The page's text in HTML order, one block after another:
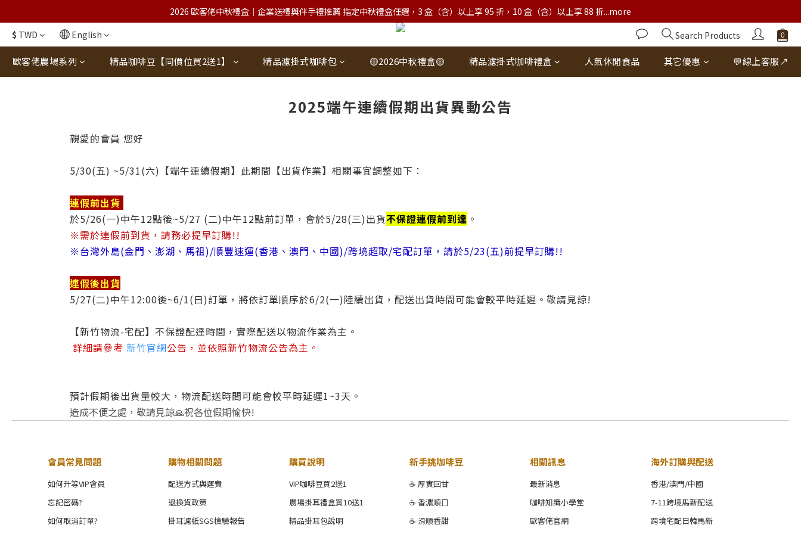
2026 歐客佬中秋禮盒｜企業送禮與伴手禮推薦 指定中秋禮盒任選，3 盒（含）以上享 95 折，10 盒（含）以上享 88 折...more
$ TWD English Search Products
歐客佬農場系列 精品咖啡豆【同價位買2送1】 精品濾掛式咖啡包 🟡2026中秋禮盒🟡 精品濾掛式咖啡禮盒 人氣休閒食品 其它優惠 💬線上客服↗
2025端午連續假期出貨異動公告
親愛的會員 您好
5/30(五) ~5/31(六) 【端午連續假期】 此期間【出貨作業】相關事宜調整如下：
連假前出貨
於5/26(一)中午12點後~5/27 (二)中午12點前訂單，會於5/28(三)出貨不保證連假前到達 。
※需於連假前到貨，請務必提早訂購!!
※台灣外島(金門、澎湖、馬祖)/順豐速運(香港、澳門、中國)/跨境超取/宅配訂單， 請於5/23(五)前提早訂購!!
連假後出貨
5/27(二)中午12:00後~6/1(日)訂單，將依訂單順序於6/2(一)陸續出貨 ，配送出貨時間可能會較平時延遲。敬請見諒!
【新竹物流-宅配】不保證配達時間，實際配送以物流作業為主。
詳細請參考 新竹官網公告，並依照新竹物流公告為主。
預計假期後出貨量較大，物流配送時間可能會較平時延遲1~3天。
造成不便之處，敬請見諒🙏祝各位假期愉快!
會員常見問題
如何升等VIP會員
忘記密碼?
如何取消訂單?
購物相關問題
配送方式與運費
退換貨政策
掛耳濾紙SGS檢驗報告
購買說明
VIP咖啡豆買2送1
農場掛耳禮盒買10送1
精品掛耳包說明
新手挑咖啡豆
☕ 厚實回甘
☕ 香濃順口
☕ 滑順香甜
相關訊息
最新消息
咖啡知識小學堂
歐客佬官網
海外訂購與配送
香港/澳門/中國
7-11跨境馬新配送
跨境宅配日韓馬新